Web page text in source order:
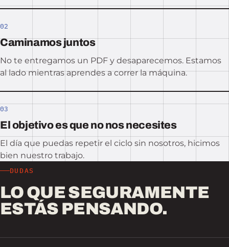
02
Caminamos juntos
No te entregamos un PDF y desaparecemos. Estamos
al lado mientras aprendes a correr la máquina.
03
El objetivo es que no nos necesites
El día que puedas repetir el ciclo sin nosotros, hicimos
bien nuestro trabajo.
DUDAS
LO QUE SEGURAMENTE
ESTÁS PENSANDO.